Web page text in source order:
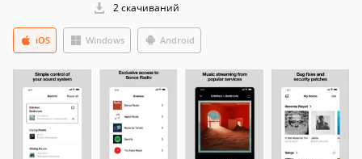
2 скачиваний
Windows Android
iOS